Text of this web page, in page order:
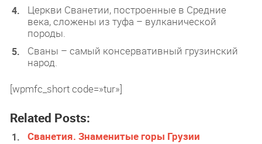
Церкви Сванетии, построенные в Средние
века, сложены из туфа – вулканической
породы.
Сваны – самый консервативный грузинский
народ.
[wpmfc_short code=»tur»]
Related Posts:
Сванетия. Знаменитые горы Грузии